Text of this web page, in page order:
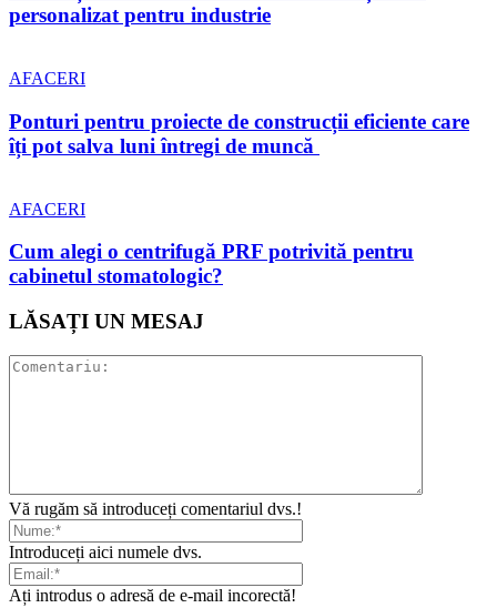
personalizat pentru industrie
AFACERI
Ponturi pentru proiecte de construcții eficiente care
îți pot salva luni întregi de muncă
AFACERI
Cum alegi o centrifugă PRF potrivită pentru
cabinetul stomatologic?
LĂSAȚI UN MESAJ
Vă rugăm să introduceți comentariul dvs.!
Introduceți aici numele dvs.
Ați introdus o adresă de e-mail incorectă!